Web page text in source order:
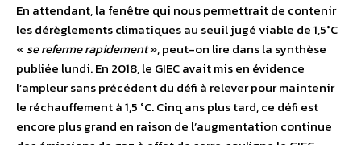
En attendant, la fenêtre qui nous permettrait de contenir
les dérèglements climatiques au seuil jugé viable de 1,5°C
« se referme rapidement», peut-on lire dans la synthèse
publiée lundi. En 2018, le GIEC avait mis en évidence
l’ampleur sans précédent du défi à relever pour maintenir
le réchauffement à 1,5 °C. Cinq ans plus tard, ce défi est
encore plus grand en raison de l’augmentation continue